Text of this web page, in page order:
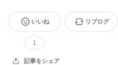
いいね
1
リブログ
記事をシェア